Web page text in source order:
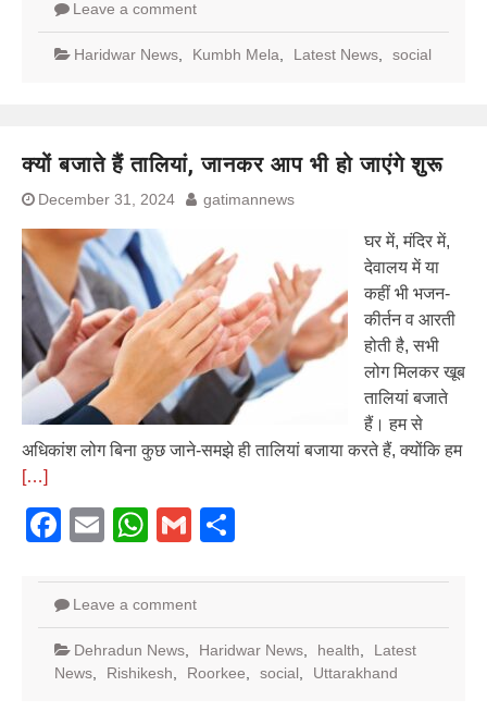
Leave a comment
Haridwar News Kumbh Mela Latest News social
क्यों बजाते हैं तालियां, जानकर आप भी हो जाएंगे शुरू
December 31, 2024 gatimannews
घर में, मंदिर में,
देवालय में या
कहीं भी भजन-
कीर्तन व आरती
होती है, सभी
लोग मिलकर खूब
तालियां बजाते
हैं। हम से
अधिकांश लोग बिना कुछ जाने-समझे ही तालियां बजाया करते हैं, क्योंकि हम
[…]
Facebook
EmailWhatsApp
Gmail
Leave a comment
Dehradun News Haridwar News health
Latest
News
Rishikesh Roorkee social Uttarakhand